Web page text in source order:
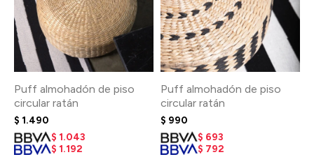
Puff almohadón de piso
circular ratán
$ 1.490
$ 1.043
$ 1.192
Puff almohadón de piso
circular ratán
$ 990
$ 693
$ 792